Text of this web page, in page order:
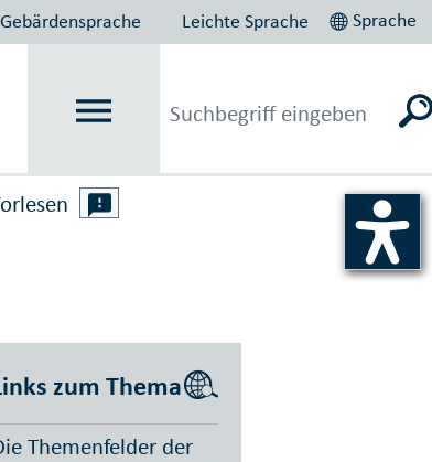
Gebärdensprache Leichte Sprache Sprache
zum Thema
Themenfelder der